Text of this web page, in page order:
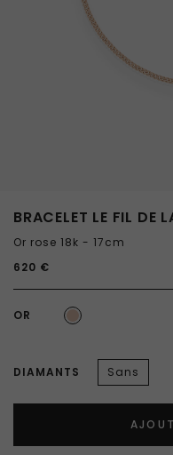
BRACELET LE FIL DE
Or rose 18k - 17cm
620 €
OR
DIAMANTS Sans